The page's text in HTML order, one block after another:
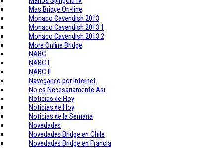
Mas Bridge On-line
Monaco Cavendish 2013
Monaco Cavendish 2013 1
Monaco Cavendish 2013 2
More Online Bridge
NABC
NABC I
NABC II
Navegando por Internet
No es Necesariamente Asi
Noticias de Hoy
Noticias de Hoy
Noticias de la Semana
Novedades
Novedades Bridge en Chile
Novedades Bridge en Francia